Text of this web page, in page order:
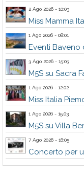
2 Ago 2026 - 10:03
Miss Mamma
1 Ago 2026 - 08:01
Eventi Baveno
3 Ago 2026 - 15:03
M5S su Sacra
1 Ago 2026 - 12:02
Miss Italia
1 Ago 2026 - 15:03
M5S su Villa
7 Ago 2026 - 16:05
Concerto per